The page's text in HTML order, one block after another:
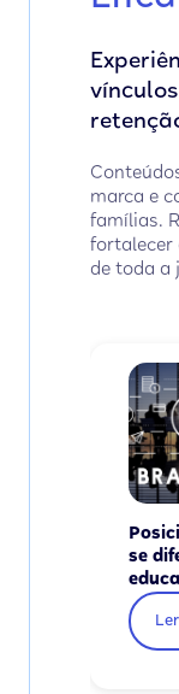
marca e
famílias.
fortalecer
de toda a
se